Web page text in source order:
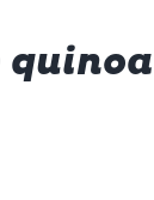
quinoa